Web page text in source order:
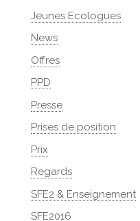
Jeunes Ecologues
News
Offres
PPD
Presse
Prises de position
Prix
Regards
SFE2 & Enseignement
SFE2016